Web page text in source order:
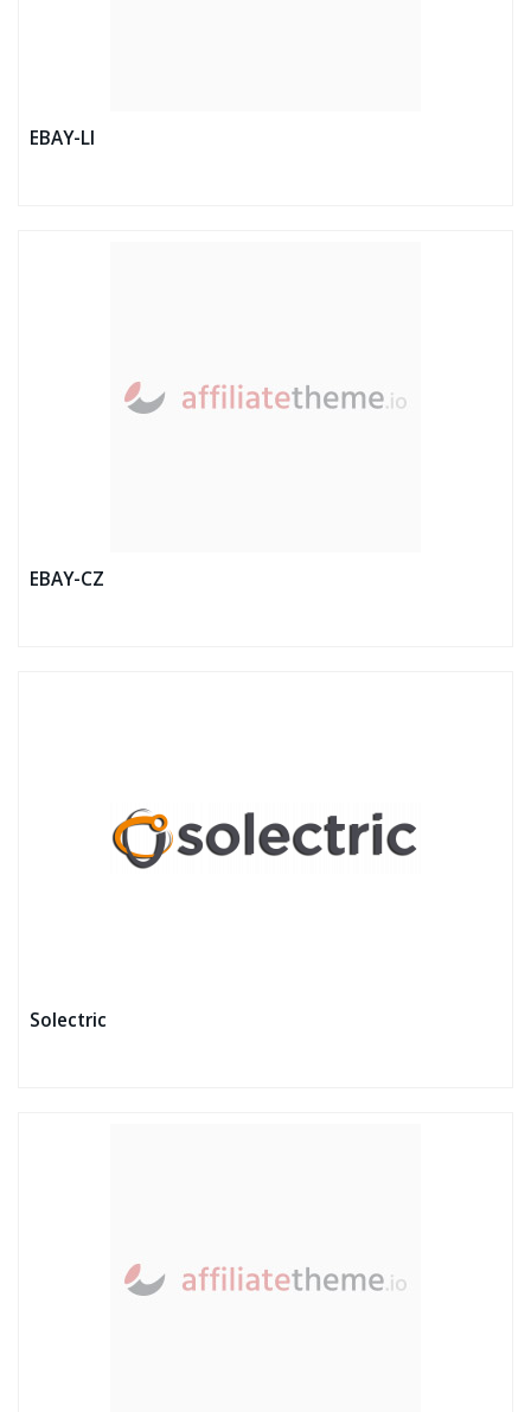
EBAY-LI
EBAY-CZ
Solectric